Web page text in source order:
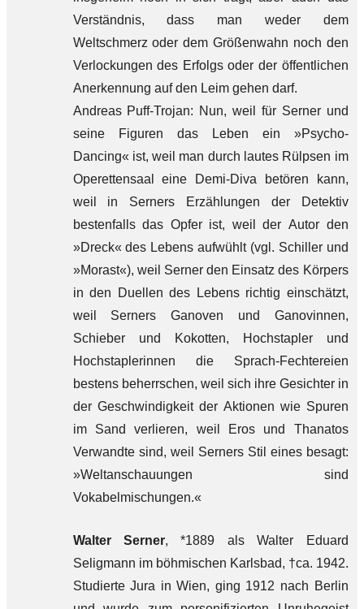
Verständnis, dass man weder dem
Weltschmerz oder dem Größenwahn noch den
Verlockungen des Erfolgs oder der öffentlichen
Anerkennung auf den Leim gehen darf.
Andreas Puff-Trojan: Nun, weil für Serner und
seine Figuren das Leben ein »Psycho-
Dancing« ist, weil man durch lautes Rülpsen im
Operettensaal eine Demi-Diva betören kann,
weil in Serners Erzählungen der Detektiv
bestenfalls das Opfer ist, weil der Autor den
»Dreck« des Lebens aufwühlt (vgl. Schiller und
»Morast«), weil Serner den Einsatz des Körpers
in den Duellen des Lebens richtig einschätzt,
weil Serners Ganoven und Ganovinnen,
Schieber und Kokotten, Hochstapler und
Hochstaplerinnen die Sprach-Fechtereien
bestens beherrschen, weil sich ihre Gesichter in
der Geschwindigkeit der Aktionen wie Spuren
im Sand verlieren, weil Eros und Thanatos
Verwandte sind, weil Serners Stil eines besagt:
»Weltanschauungen sind
Vokabelmischungen.«
Walter Serner, *1889 als Walter Eduard
Seligmann im böhmischen Karlsbad, †ca. 1942.
Studierte Jura in Wien, ging 1912 nach Berlin